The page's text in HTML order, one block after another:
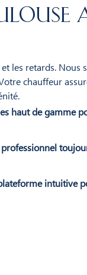
les retards.
chauffeur
haut de gamme
intuitive